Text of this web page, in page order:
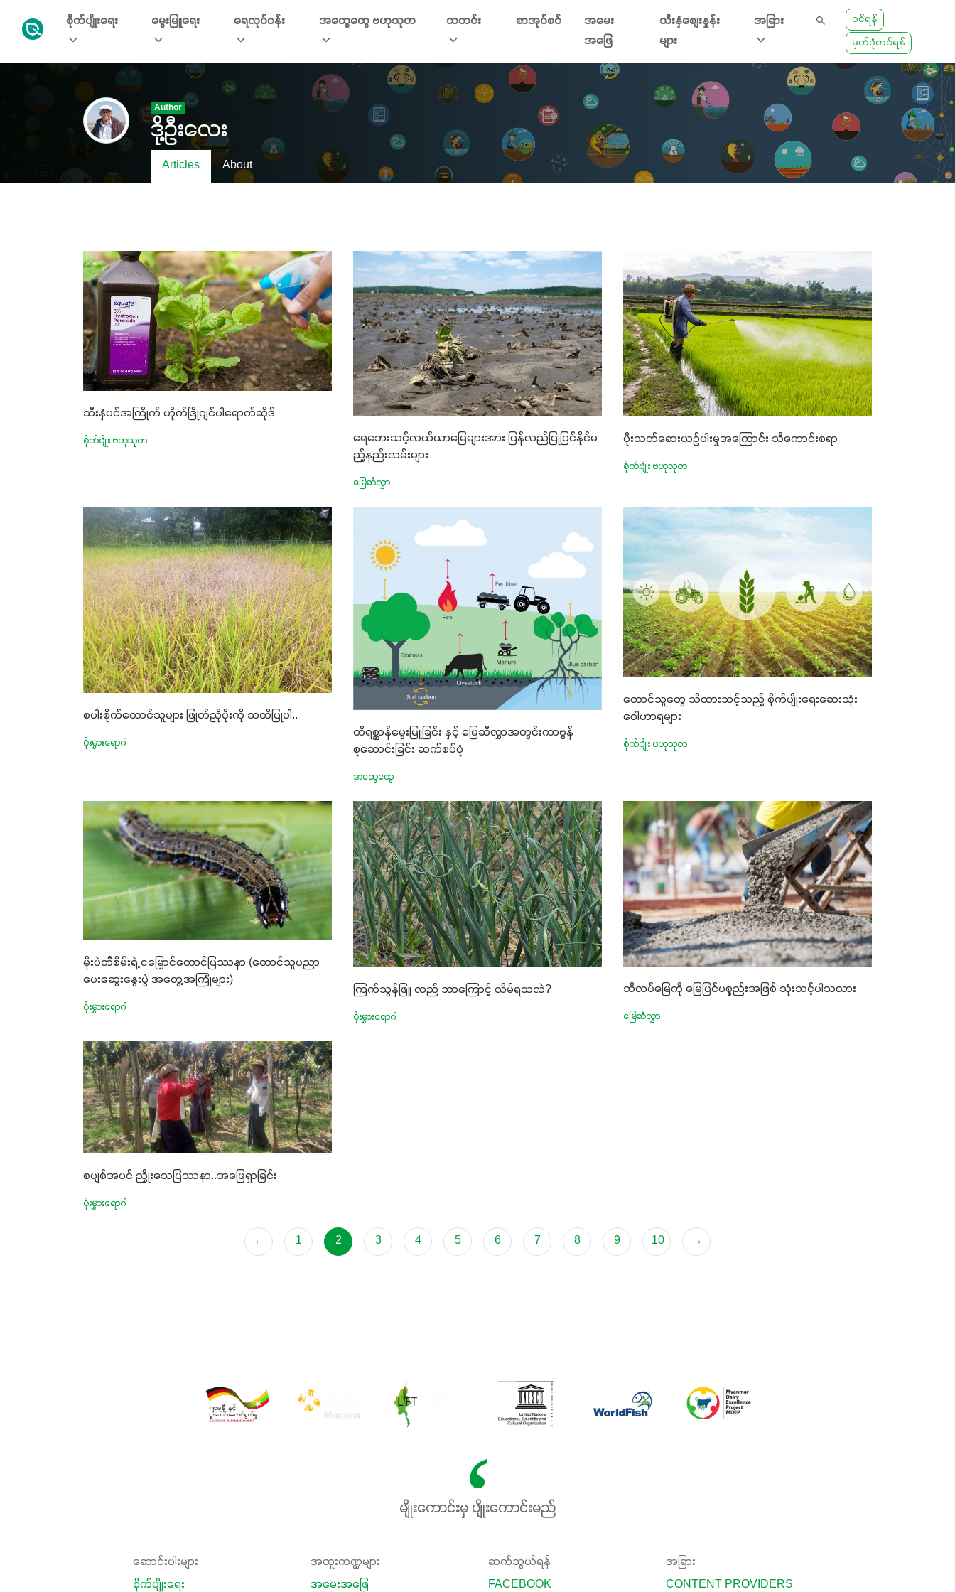
စိုက်ပျိုးရေး မွေးမြူရေး ရေလုပ်ငန်း အထွေထွေ ဗဟုသုတ သတင်း စာအုပ်စင်
အမေး
အဖြေ
သီးနှံစျေးနှုန်း
များ
အခြား
ဝင်ရန်
မှတ်ပုံတင်ရန်
Author
ဒို့ဦး​လေး
Articles About
သီးနှံပင်အကြိုက် ဟိုက်ဒြိုဂျင်ပါရောက်ဆိုဒ်
စိုက်ပျိုး ဗဟုသုတ
ရေဘေးသင့်လယ်ယာမြေများအား ပြန်လည်ပြုပြင်နိုင်မ
ည့်နည်းလမ်းများ
မြေဆီလွှာ
ပိုးသတ်ဆေးယဥ်ပါးမှုအကြောင်း သိကောင်းစရာ
စိုက်ပျိုး ဗဟုသုတ
စပါးစိုက်တောင်သူများ ဖြုတ်ညိုပိုးကို သတိပြုပါ..
ပိုးမွှားရောဂါ
တိရစ္ဆာန်မွေးမြူခြင်း နှင့် မြေဆီလွှာအတွင်းကာဗွန်
စုဆောင်းခြင်း ဆက်စပ်ပုံ
အထွေထွေ
တောင်သူတွေ သိထားသင့်သည့် စိုက်ပျိုးရေးဆေးသုံး
ဝေါဟာရများ
စိုက်ပျိုး ဗဟုသုတ
မိုးပဲတီစိမ်းရဲ့ ငမြှောင်တောင်ပြဿနာ (တောင်သူပညာ
ပေးဆွေးနွေးပွဲ အတွေ့အကြုံများ)
ပိုးမွှားရောဂါ
ကြက်သွန်ဖြူ လည် ဘာ​ကြောင့် လိမ်ရသလဲ?
ပိုးမွှားရောဂါ
ဘိလပ်မြေကို ​မြေပြင်ပစ္စည်းအဖြစ် သုံးသင့်ပါသလား
မြေဆီလွှာ
စပျစ်အပင်​ ညှိုးသေပြဿနာ..အ​ဖြေရှာခြင်း
ပိုးမွှားရောဂါ
← 1 2 3 4 5 6 7 8 9 10 →
မျိုးကောင်းမှ ပျိုးကောင်းမည်
ဆောင်းပါးများ
စိုက်ပျိုးရေး
အထူးကဏ္ဍများ
အမေးအဖြေ
ဆက်သွယ်ရန်
FACEBOOK
အခြား
CONTENT PROVIDERS